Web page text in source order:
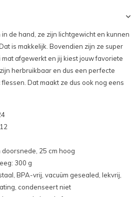
de hand, ze zijn lichtgewicht en kunnen
is makkelijk. Bovendien zijn ze super
afgewerkt en jij kiest jouw favoriete
herbruikbaar en dus een perfecte
Dat maakt ze dus ook nog eens
25 cm hoog
300 g
BPA-vrij, vacuüm gesealed, lekvrij,
condenseert niet